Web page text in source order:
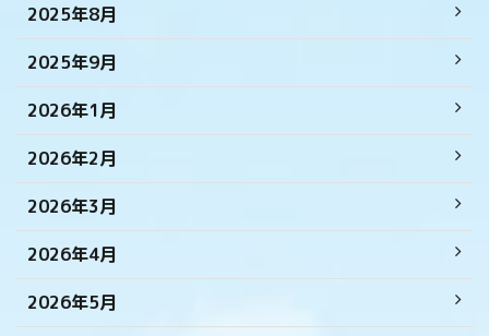
2025年8月
2025年9月
2026年1月
2026年2月
2026年3月
2026年4月
2026年5月